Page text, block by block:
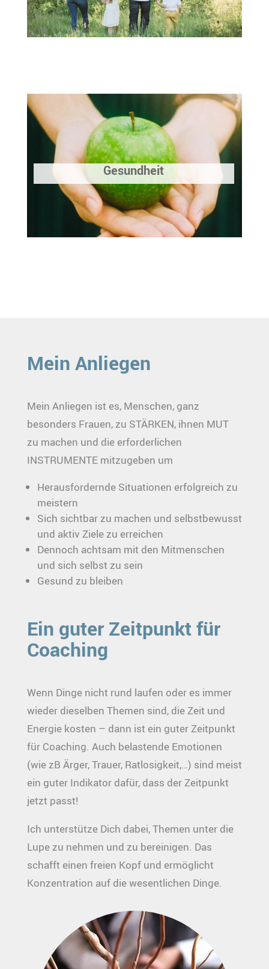
Gesundheit
Mein Anliegen
Mein Anliegen ist es, Menschen, ganz
besonders Frauen, zu STÄRKEN, ihnen MUT
zu machen und die erforderlichen
INSTRUMENTE mitzugeben um
Herausfordernde Situationen erfolgreich zu
meistern
Sich sichtbar zu machen und selbstbewusst
und aktiv Ziele zu erreichen
Dennoch achtsam mit den Mitmenschen
und sich selbst zu sein
Gesund zu bleiben
Ein guter Zeitpunkt für
Coaching
Wenn Dinge nicht rund laufen oder es immer
wieder dieselben Themen sind, die Zeit und
Energie kosten – dann ist ein guter Zeitpunkt
für Coaching. Auch belastende Emotionen
(wie zB Ärger, Trauer, Ratlosigkeit,…) sind meist
ein guter Indikator dafür, dass der Zeitpunkt
jetzt passt!
Ich unterstütze Dich dabei, Themen unter die
Lupe zu nehmen und zu bereinigen. Das
schafft einen freien Kopf und ermöglicht
Konzentration auf die wesentlichen Dinge.